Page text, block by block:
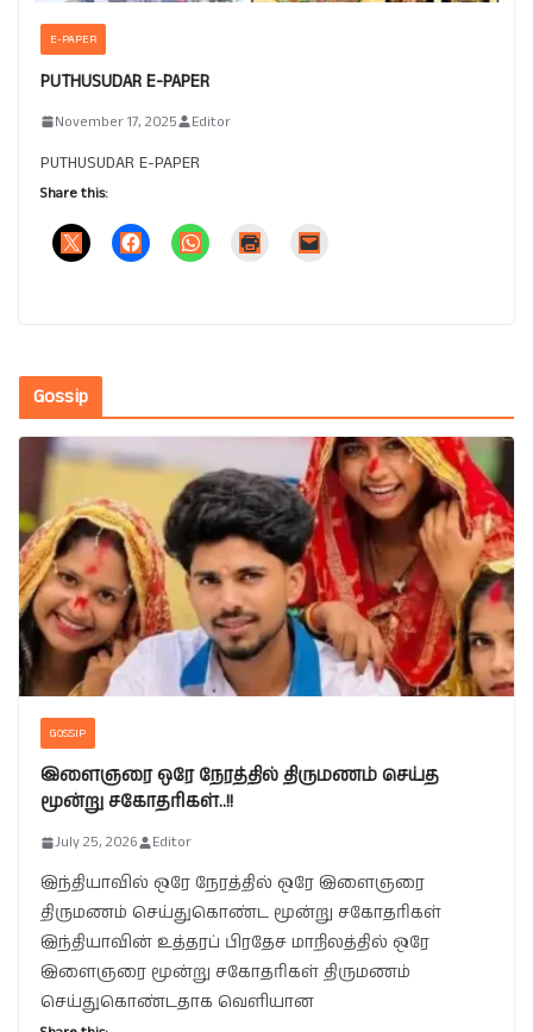
E-PAPER
PUTHUSUDAR E-PAPER
November 17, 2025 Editor
PUTHUSUDAR E-PAPER
Share this:
Gossip
GOSSIP
இளைஞரை ஒரே நேரத்தில் திருமணம் செய்த
மூன்று சகோதரிகள்..!!
July 25, 2026 Editor
இந்தியாவில் ஒரே நேரத்தில் ஒரே இளைஞரை
திருமணம் செய்துகொண்ட மூன்று சகோதரிகள்
இந்தியாவின் உத்தரப் பிரதேச மாநிலத்தில் ஒரே
இளைஞரை மூன்று சகோதரிகள் திருமணம்
செய்துகொண்டதாக வெளியான